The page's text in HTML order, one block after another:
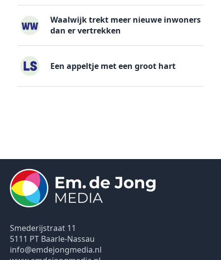
Waalwijk trekt meer nieuwe inwoners
dan er vertrekken
Een appeltje met een groot hart
Smederijstraat 11
5111 PT Baarle-Nassau
info@emdejongmedia.nl